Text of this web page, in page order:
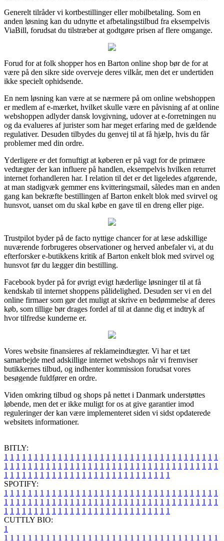
Generelt tilråder vi kortbestillinger eller mobilbetaling. Som en
anden løsning kan du udnytte et afbetalingstilbud fra eksempelvis
ViaBill, forudsat du tilstræber at godtgøre prisen af flere omgange.
Forud for at folk shopper hos en Barton online shop bør de for at
være på den sikre side overveje deres vilkår, men det er undertiden
ikke specielt ophidsende.
En nem løsning kan være at se nærmere på om online webshoppen
er medlem af e-mærket, hvilket skulle være en påvisning af at online
webshoppen adlyder dansk lovgivning, udover at e-forretningen nu
og da evalueres af jurister som har meget erfaring med de gældende
regulativer. Desuden tilbydes du genvej til at få hjælp, hvis du får
problemer med din ordre.
Yderligere er det fornuftigt at køberen er på vagt for de primære
vedtægter der kan influere på handlen, eksempelvis hvilken returret
internet forhandleren har. I relation til det er det ligeledes afgørende,
at man stadigvæk gemmer ens kvitteringsmail, således man en anden
gang kan bekræfte bestillingen af Barton enkelt blok med svirvel og
hunsvot, uanset om du skal købe en gave til en dreng eller pige.
Trustpilot byder på de facto nyttige chancer for at læse adskillige
nuværende forbrugeres observationer og herved anbefaler vi, at du
efterforsker e-butikkens kritik af Barton enkelt blok med svirvel og
hunsvot før du lægger din bestilling.
Facebook byder på for øvrigt evigt hæderlige løsninger til at få
kendskab til internet shoppens pålidelighed. Desuden ser vi en del
online firmaer som gør det muligt at skrive en bedømmelse af deres
køb, som tillige bør drages fordel af til at danne dig et indtryk af
hvor tilfredse kunderne er.
Vores website finansieres af reklameindtægter. Vi har et tæt
samarbejde med adskillige internet webshops når vi fremviser
butikkernes tilbud, og indhenter kommission forudsat vores
besøgende fuldfører en ordre.
Viden omkring tilbud og shops på nettet i Danmark understøttes
løbende, men det er ikke muligt for os at give garantier imod
reguleringer der kan være implementeret siden vi sidst opdaterede
websitets informationer.
BITLY:
1 1 1 1 1 1 1 1 1 1 1 1 1 1 1 1 1 1 1 1 1 1 1 1 1 1 1 1 1 1 1 1 1 1 1 1
1 1 1 1 1 1 1 1 1 1 1 1 1 1 1 1 1 1 1 1 1 1 1 1 1 1 1 1 1 1 1 1 1 1 1 1
1 1 1 1 1 1 1 1 1 1 1 1 1 1 1 1 1 1 1 1 1 1 1 1 1 1 1 1
SPOTIFY:
1 1 1 1 1 1 1 1 1 1 1 1 1 1 1 1 1 1 1 1 1 1 1 1 1 1 1 1 1 1 1 1 1 1 1 1
1 1 1 1 1 1 1 1 1 1 1 1 1 1 1 1 1 1 1 1 1 1 1 1 1 1 1 1 1 1 1 1 1 1 1 1
1 1 1 1 1 1 1 1 1 1 1 1 1 1 1 1 1 1 1 1 1 1 1 1 1 1 1 1
CUTTLY BIO:
1
1 1 1 1 1 1 1 1 1 1 1 1 1 1 1 1 1 1 1 1 1 1 1 1 1 1 1 1 1 1 1 1 1 1 1 1